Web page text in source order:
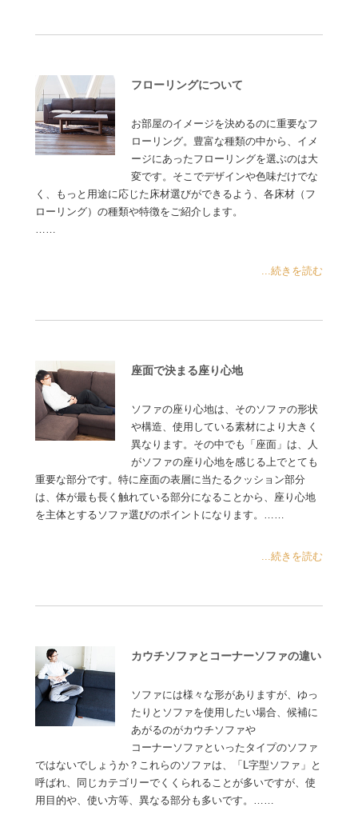
フローリングについて
お部屋のイメージを決めるのに重要なフ
ローリング。豊富な種類の中から、イメ
ージにあったフローリングを選ぶのは大
変です。そこでデザインや色味だけでな
く、もっと用途に応じた床材選びができるよう、各床材（フ
ローリング）の種類や特徴をご紹介します。
……
...続きを読む
座面で決まる座り心地
ソファの座り心地は、そのソファの形状
や構造、使用している素材により大きく
異なります。その中でも「座面」は、人
がソファの座り心地を感じる上でとても
重要な部分です。特に座面の表層に当たるクッション部分
は、体が最も長く触れている部分になることから、座り心地
を主体とするソファ選びのポイントになります。……
...続きを読む
カウチソファとコーナーソファの違い
ソファには様々な形がありますが、ゆっ
たりとソファを使用したい場合、候補に
あがるのがカウチソファや
コーナーソファといったタイプのソファ
ではないでしょうか？これらのソファは、「L字型ソファ」と
呼ばれ、同じカテゴリーでくくられることが多いですが、使
用目的や、使い方等、異なる部分も多いです。……